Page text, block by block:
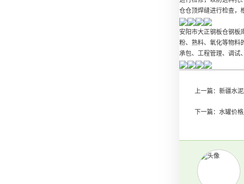
仓仓顶焊缝进行检查，
安阳市大正钢板仓钢板
粉、熟料、氧化等物料
承包、工程管理、调试
上一篇： 新疆水
下一篇： 水罐价